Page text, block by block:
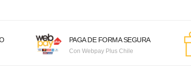
PAGA DE FORMA SEGURA
Con Webpay Plus Chile